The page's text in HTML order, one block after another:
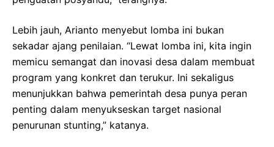
Lebih jauh, Arianto menyebut lomba ini bukan
sekadar ajang penilaian. “Lewat lomba ini, kita ingin
memicu semangat dan inovasi desa dalam membuat
program yang konkret dan terukur. Ini sekaligus
menunjukkan bahwa pemerintah desa punya peran
penting dalam menyukseskan target nasional
penurunan stunting,” katanya.